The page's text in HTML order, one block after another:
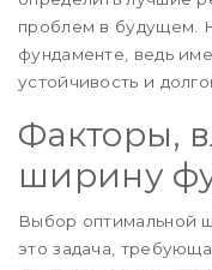
проблем в будущем.
фундаменте, ведь
устойчивость и
Факторы,
ширину
Выбор оптимальной
это задача,